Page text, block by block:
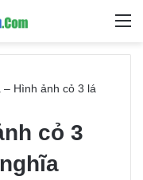
Tìm
– Hình ảnh cỏ 3 lá
cỏ 3